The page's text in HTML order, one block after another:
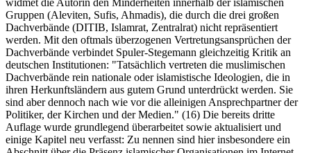
Gruppen (Aleviten, Sufis, Ahmadis), die durch die drei großen
Dachverbände (DITIB, Islamrat, Zentralrat) nicht repräsentiert
werden. Mit den oftmals überzogenen Vertretungsansprüchen der
Dachverbände verbindet Spuler-Stegemann gleichzeitig Kritik an
deutschen Institutionen: "Tatsächlich vertreten die muslimischen
Dachverbände rein nationale oder islamistische Ideologien, die in
ihren Herkunftsländern aus gutem Grund unterdrückt werden. Sie
sind aber dennoch nach wie vor die alleinigen Ansprechpartner der
Politiker, der Kirchen und der Medien." (16) Die bereits dritte
Auflage wurde grundlegend überarbeitet sowie aktualisiert und
einige Kapitel neu verfasst: Zu nennen sind hier insbesondere ein